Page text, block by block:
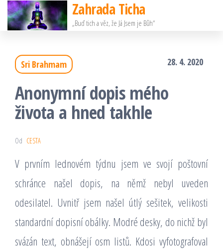
Přeskočit
na
Zahrada Ticha
„Buď tich a věz, že Já Jsem je Bůh“
Sri Brahmam 28. 4. 2020
Anonymní dopis mého
života a hned takhle
Od CESTA
V prvním lednovém týdnu jsem ve svojí poštovní
schránce našel dopis, na němž nebyl uveden
odesilatel. Uvnitř jsem našel útlý sešitek, velikosti
standardní dopisní obálky. Modré desky, do nichž byl
svázán text, obnášejí osm listů. Kdosi vyfotografoval